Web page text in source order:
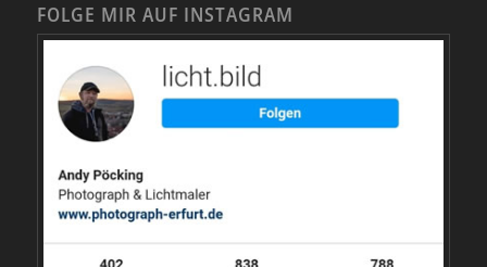
FOLGE MIR AUF INSTAGRAM